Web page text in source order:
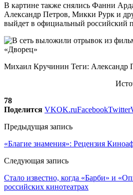
В картине также снялись Фанни
Александр Петров, Микки Рурк и
выйдет в официальный российский
Михаил Кручинин Теги: Александр
78
Поделится VKOK.ruFacebookTwitter
Предыдущая запись
«Благие знамения»: Рецензия
Следующая запись
Стало известно, когда «Барби» и
российских кинотеатрах